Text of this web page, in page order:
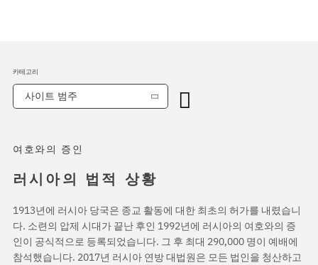
여호와의 증인
러시아의 법적 상황
1913년에 러시아 당국은 종교 활동에 대한 최초의 허가를 내렸습니
다. 소련의 압제 시대가 끝난 후인 1992년에 러시아의 여호와의 증
인이 공식적으로 등록되었습니다. 그 후 최대 290,000 명이 예배에
참석했습니다. 2017년 러시아 연방 대법원은 모든 법인을 청산하고
카테고리
사이트 범주